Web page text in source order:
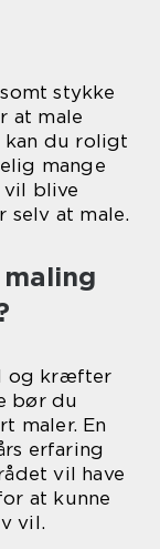
stykke
at male
du roligt
mange
blive
selv at male.
og kræfter
bør du
maler. En
erfaring
vil have
at kunne
vil.